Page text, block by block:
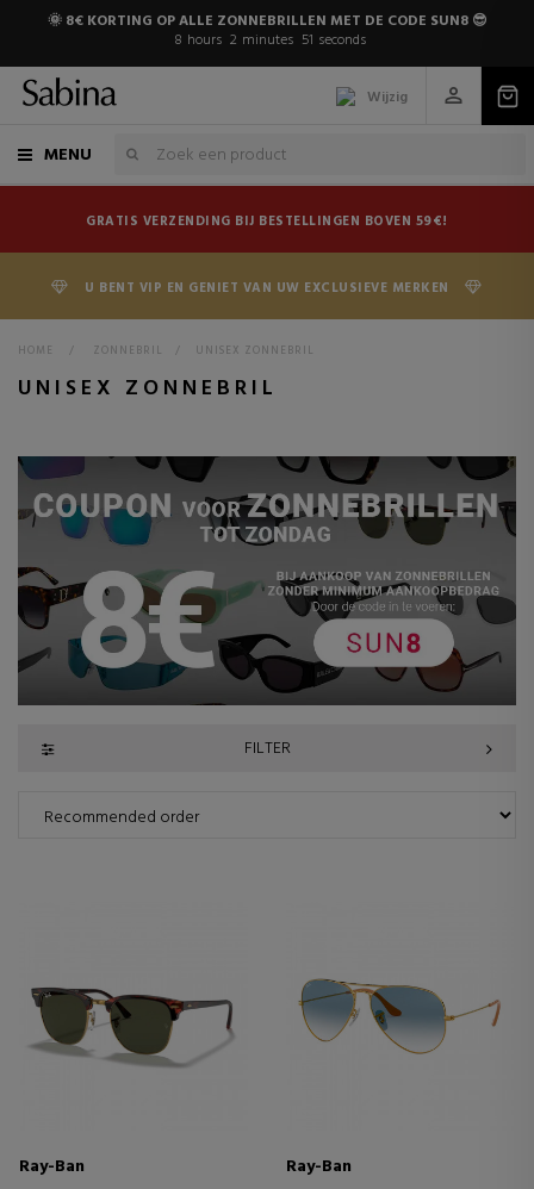
🌞 8€ KORTING OP ALLE ZONNEBRILLEN MET DE CODE SUN8 😎
8 hours 2 minutes 50 seconds
Wijzig
MENU
GRATIS VERZENDING BIJ BESTELLINGEN BOVEN 59€!
U BENT VIP EN GENIET VAN UW EXCLUSIEVE MERKEN
HOME > ZONNEBRIL > UNISEX ZONNEBRIL
UNISEX ZONNEBRIL
FILTER
Ray-Ban
Ray-Ban